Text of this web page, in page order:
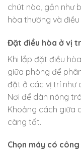
chút nào, gần như
hòa thường và điều
Đặt điều hòa ở vị
Khi lắp đặt điều
giữa phòng để
đặt ở các vị trí như
Nơi để dàn nóng
Khoảng cách giữa
càng tốt.
Chọn máy có